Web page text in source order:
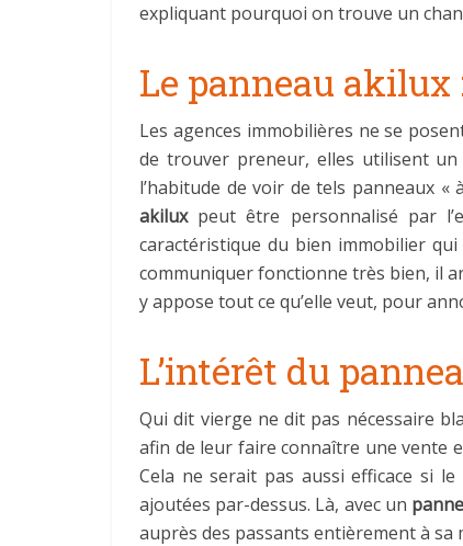
expliquant pourquoi on trouve un
Le panneau akilux
Les agences immobilières ne se
de trouver preneur, elles utilisent un
l’habitude de voir de tels panneaux «
akiluxpeut être personnalisé par
caractéristique du bien immobilier
communiquer fonctionne très bien, il
y appose tout ce qu’elle veut, pour
L’intérêt du
Qui dit vierge ne dit pas nécessaire
afin de leur faire connaître une vente
Cela ne serait pas aussi efficace si le
ajoutées par-dessus. Là, avec un
auprès des passants entièrement à